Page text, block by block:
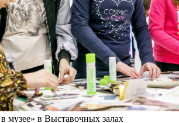
музее» в Выставочных залах